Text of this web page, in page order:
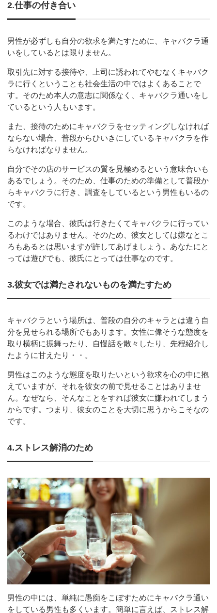
2.仕事の付き合い
男性が必ずしも自分の欲求を満たすために、キャバクラ通
いをしているとは限りません。
取引先に対する接待や、上司に誘われてやむなくキャバク
ラに行くということも社会生活の中ではよくあることで
す。そのため本人の意志に関係なく、キャバクラ通いをし
ているという人もいます。
また、接待のためにキャバクラをセッティングしなければ
ならない場合、普段からひいきにしているキャバクラを作
らなければなりません。
自分でその店のサービスの質を見極めるという意味合いも
あるでしょう。そのため、仕事のための準備として普段か
らキャバクラに行き、調査をしているという男性もいるの
です。
このような場合、彼氏は行きたくてキャバクラに行ってい
るわけではありません。そのため、彼女としては嫌なとこ
ろもあるとは思いますが許してあげましょう。あなたにと
っては遊びでも、彼氏にとっては仕事なのです。
3.彼女では満たされないものを満たすため
キャバクラという場所は、普段の自分のキャラとは違う自
分を見せられる場所でもあります。女性に偉そうな態度を
取り横柄に振舞ったり、自慢話を散々したり、先程紹介し
たように甘えたり・・。
男性はこのような態度を取りたいという欲求を心の中に抱
えていますが、それを彼女の前で見せることはありませ
ん。なぜなら、そんなことをすれば彼女に嫌われてしまう
からです。つまり、彼女のことを大切に思うからこそなの
です。
4.ストレス解消のため
男性の中には、単純に愚痴をこぼすためにキャバクラ通い
をしている男性も多くいます。簡単に言えば、ストレス解